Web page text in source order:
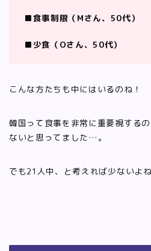
■食事制限（Mさん、50代）
■少食（Oさん、50代）
こんな方たちも中にはいるのね！
韓国って食事を非常に重要視する
ないと思ってました…。
でも21人中、と考えれば少ないよね